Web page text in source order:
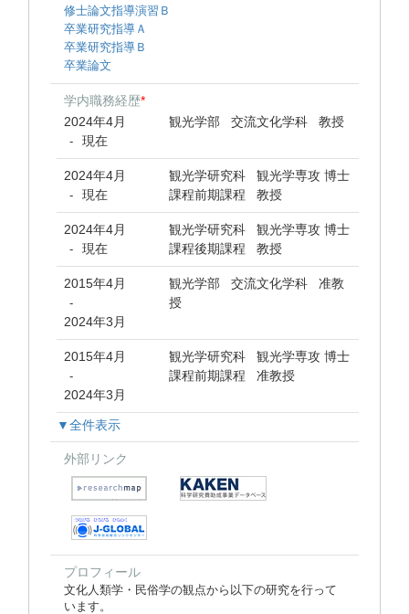
修士論文指導演習Ｂ
卒業研究指導Ａ
卒業研究指導Ｂ
卒業論文
学内職務経歴*
2024年4月
- 現在
観光学部 交流文化学科 教授
2024年4月
- 現在
観光学研究科 観光学専攻 博士
課程前期課程 教授
2024年4月
- 現在
観光学研究科 観光学専攻 博士
課程後期課程 教授
2015年4月
-
2024年3月
観光学部 交流文化学科 准教
授
2015年4月
-
2024年3月
観光学研究科 観光学専攻 博士
課程前期課程 准教授
▼全件表示
外部リンク
プロフィール
文化人類学・民俗学の観点から以下の研究を行って
います。